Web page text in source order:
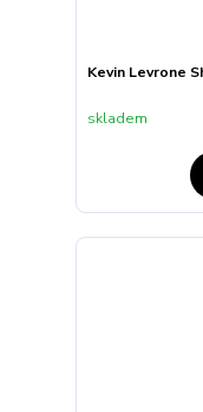
Kevin Levrone
skladem